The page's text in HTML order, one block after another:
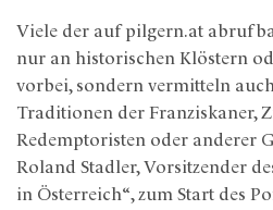
Viele der auf pilgern.at
nur an historischen Klöstern
vorbei, sondern vermitteln
Traditionen der Franziskaner,
Redemptoristen oder anderer
Roland Stadler, Vorsitzender
in Österreich“, zum Start des